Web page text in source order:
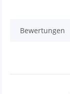
Bewertungen